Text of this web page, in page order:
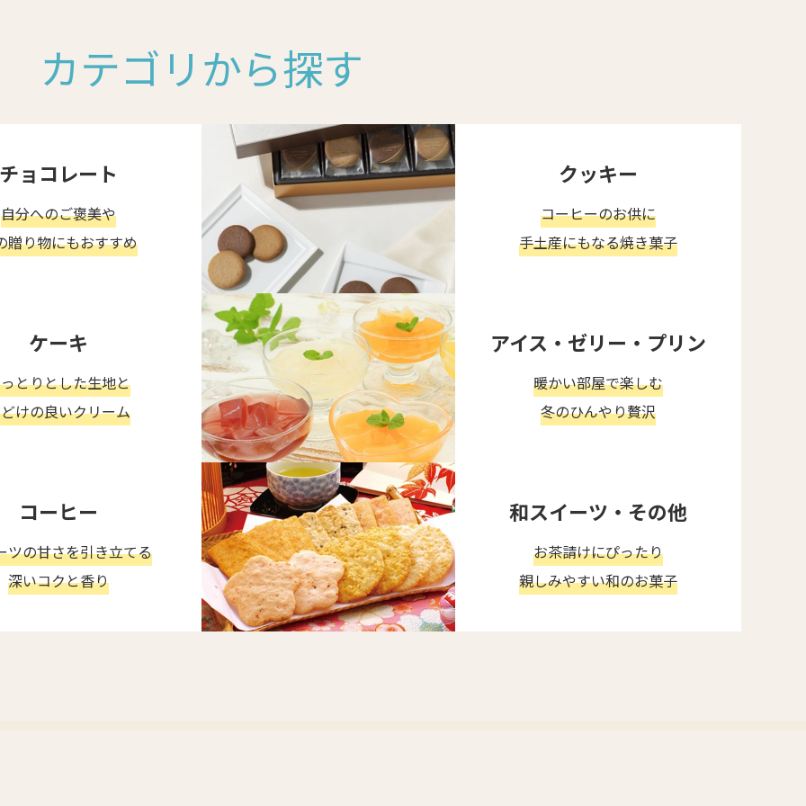
カテゴリから探す
チョコレート
自分へのご褒美や
贈り物にもおすすめ
クッキー
コーヒーのお供に
手土産にもなる焼き菓子
ケーキ
とりとした生地と
けの良いクリーム
アイス・ゼリー・プリン
暖かい部屋で楽しむ
冬のひんやり贅沢
コーヒー
ツの甘さを引き立てる
深いコクと香り
和スイーツ・その他
お茶請けにぴったり
親しみやすい和のお菓子